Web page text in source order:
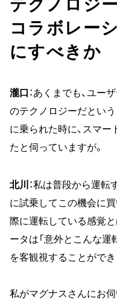
テクノロジ
コラボレー
にすべきか
瀧口 ：あくまでも、ユー
のテクノロジーだとい
に乗られた時に、スマ
たと伺っていますが。
北川
：私は普段から運
に試乗してこの機会に
際に運転している感覚
ータは「意外とこんな運
を客観視することができ
私がマグナスさんにお